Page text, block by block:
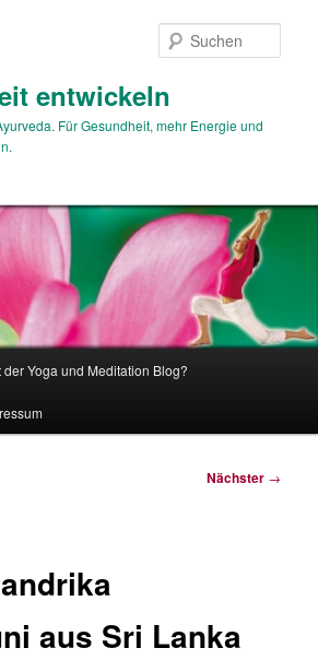
entwickeln
Für Gesundheit, mehr Energie und
der Yoga und Meditation Blog?
Nächster →
aus Sri Lanka